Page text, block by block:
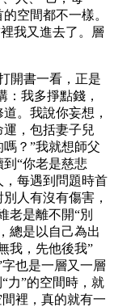
空間都不一樣。
我又進去了。層
開書一看，正是
：我多掙點錢，
。我說你妄想，
，包括妻子兒
？”我就想師父
“你老是慈悲
每遇到問題時首
人有沒有傷害，
老是離不開“別
總是以自己為出
我，先他後我”
字也是一層又一層
力”的空間時，就
裡，真的就有一